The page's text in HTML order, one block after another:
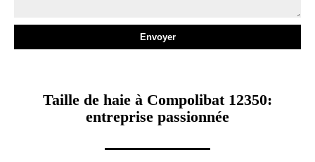
Taille de haie à Compolibat 12350:
entreprise passionnée